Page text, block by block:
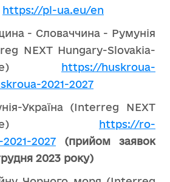
https://pl-ua.eu/en
- Словаччина - Румунія
NEXT Hungary-Slovakia-
https://huskroua-
2021-2027
Україна (Interreg NEXT
Ukraine)
https://ro-
2027
(прийом заявок
2023 року)